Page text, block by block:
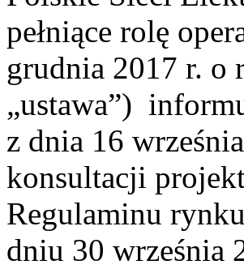
pełniące rolę
grudnia 2017 r. o
„ustawa”)
z dnia 16
konsultacji
Regulaminu
dniu 30 września